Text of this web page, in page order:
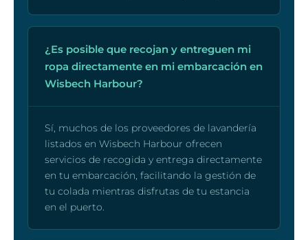
¿Es posible que recojan y entreguen mi
ropa directamente en mi embarcación en
Wisbech Harbour?
Sí, muchos de los proveedores de lavandería
listados en Wisbech Harbour ofrecen
servicios de recogida y entrega directamente
en tu embarcación, facilitando la gestión de
tu colada mientras disfrutas de tu estancia
en el puerto.